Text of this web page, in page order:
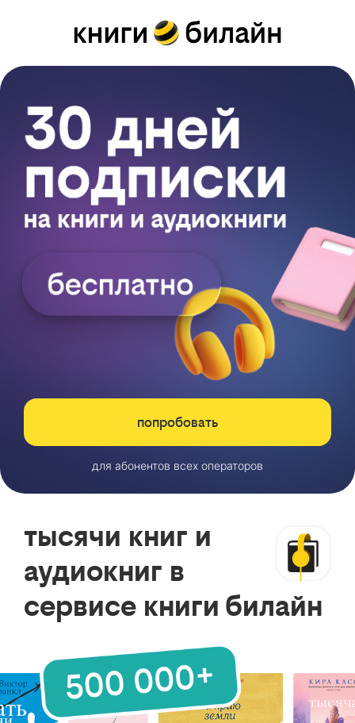
попробовать
для абонентов всех операторов
тысячи книг и
аудиокниг в
сервисе книги билайн